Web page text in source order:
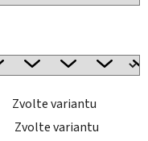
Zvolte variantu
Zvolte variantu